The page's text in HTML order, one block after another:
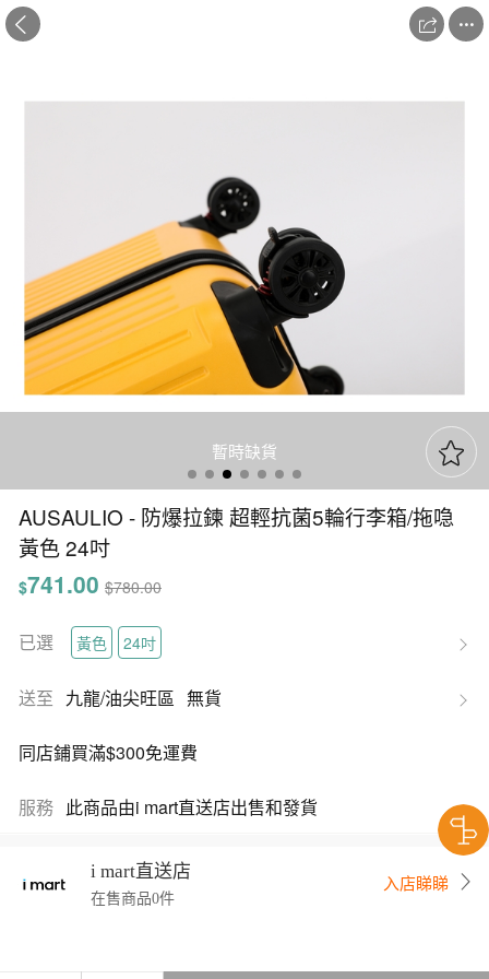
 

暫時缺貨
AUSAULIO - 防爆拉鍊 超輕抗菌5輪行李箱/拖喼
黃色 24吋
$741.00 $780.00
已選 黃色 24吋
送至 九龍/油尖旺區 無貨
同店鋪買滿$300免運費
服務 此商品由i mart直送店出售和發貨
i mart直送店
在售商品0件
入店睇睇